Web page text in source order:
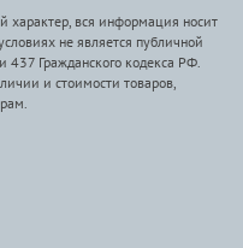
вся информация носит
не является публичной
Гражданского кодекса РФ.
и стоимости товаров,